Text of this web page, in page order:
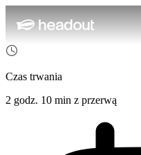
Czas trwania
2 godz. 10 min z przerwą